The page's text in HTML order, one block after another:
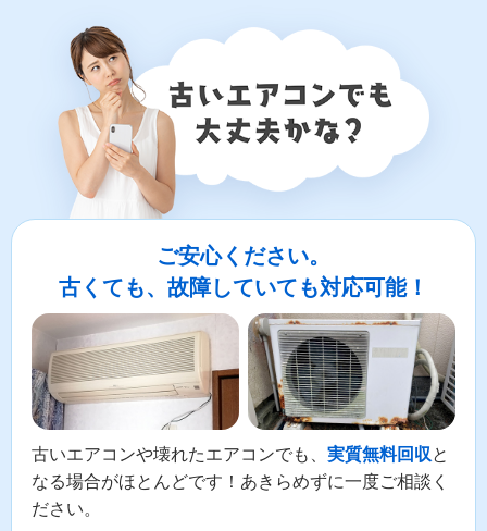
ご安心ください。
古くても、故障していても対応可能！
古いエアコンや壊れたエアコンでも、 実質無料回収と
なる場合がほとんどです！あきらめずに一度ご相談く
ださい。